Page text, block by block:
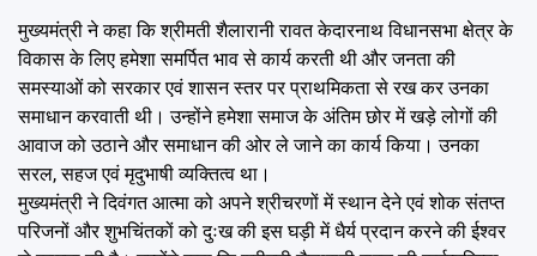
मुख्यमंत्री ने कहा कि श्रीमती शैलारानी रावत केदारनाथ विधानसभा क्षेत्र के
विकास के लिए हमेशा समर्पित भाव से कार्य करती थी और जनता की
समस्याओं को सरकार एवं शासन स्तर पर प्राथमिकता से रख कर उनका
समाधान करवाती थी। उन्होंने हमेशा समाज के अंतिम छोर में खड़े लोगों की
आवाज को उठाने और समाधान की ओर ले जाने का कार्य किया। उनका
सरल, सहज एवं मृदुभाषी व्यक्तित्व था।
मुख्यमंत्री ने दिवंगत आत्मा को अपने श्रीचरणों में स्थान देने एवं शोक संतप्त
परिजनों और शुभचिंतकों को दुःख की इस घड़ी में धैर्य प्रदान करने की ईश्वर